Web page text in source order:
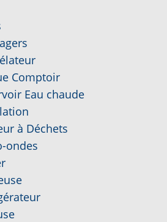
la livraison ou la cueillette
la Clientèle
je désire voir….
Comptoir
Eau chaude
à Déchets
ondes